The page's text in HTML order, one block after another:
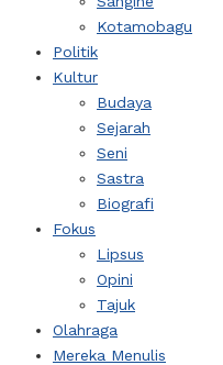
Kotamobagu
Politik
Kultur
Budaya
Sejarah
Seni
Sastra
Biografi
Fokus
Lipsus
Opini
Tajuk
Olahraga
Mereka Menulis